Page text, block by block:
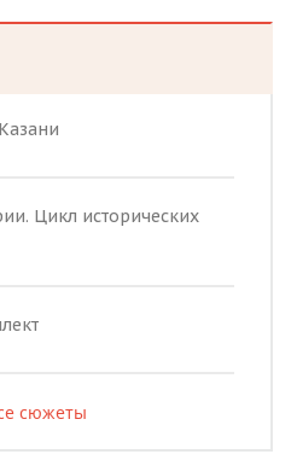
Цикл исторических
сюжеты